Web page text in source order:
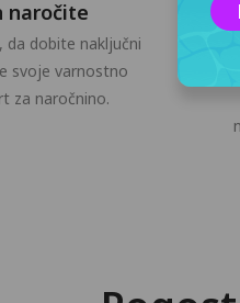
naročite
, da dobite naključni
svoje varnostno
za naročnino.